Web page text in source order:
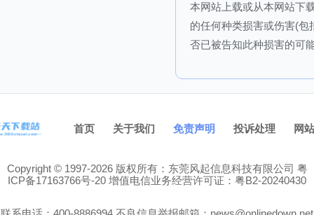
本网站上载或从本网站下
的任何种类损害或伤害(
否已被告知此种损害的可
首页 关于我们 免责声明 投诉处理 网
Copyright © 1997-2026 版权所有：东莞风起信息科技有限公司 粤
ICP备17163766号-20 增值电信业务经营许可证：粤B2-20240430